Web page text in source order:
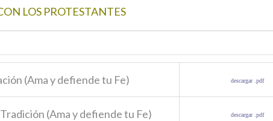
LOS PROTESTANTES
(Ama y defiende tu Fe) descargar .pdf
(Ama y defiende tu Fe) descargar .pdf